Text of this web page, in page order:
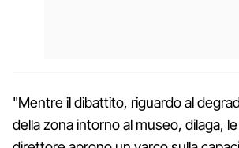
"Mentre il dibattito, riguardo al
della zona intorno al museo, dilaga,